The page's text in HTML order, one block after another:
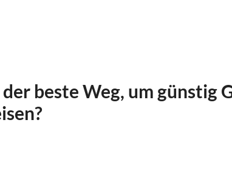
beste Weg, um günstig